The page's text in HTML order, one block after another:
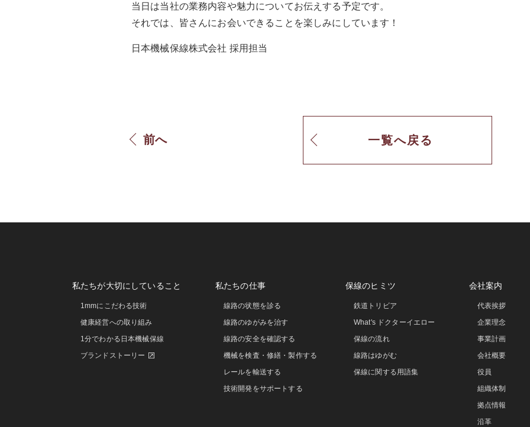
当日は当社の業務内容や魅力についてお伝えする予定です。
それでは、皆さんにお会いできることを楽しみにしています！
日本機械保線株式会社 採用担当
前へ 一覧へ戻る
私たちが大切にしていること
1mmにこだわる技術
健康経営への取り組み
1分でわかる日本機械保線
ブランドストーリー
私たちの仕事
線路の状態を診る
線路のゆがみを治す
線路の安全を確認する
機械を検査・修繕・製作する
レールを輸送する
技術開発をサポートする
保線のヒミツ
鉄道トリビア
What's ドクターイエロー
保線の流れ
線路はゆがむ
保線に関する用語集
会社案内
代表挨拶
企業理念
事業計画
会社概要
役員
組織体制
拠点情報
沿革